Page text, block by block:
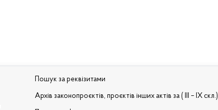
Пошук за реквізитами
Архів законопроєктів, проєктів інших актів за ( III – IX скл.)